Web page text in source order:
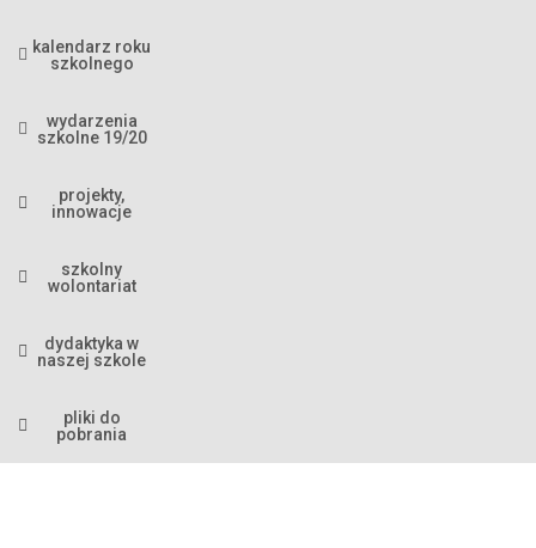
kalendarz roku
szkolnego
wydarzenia
szkolne 19/20
projekty,
innowacje
szkolny
wolontariat
dydaktyka w
naszej szkole
pliki do
pobrania